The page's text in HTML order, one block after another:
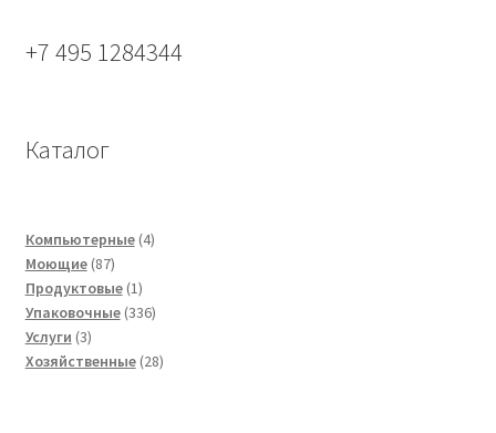
+7 495 1284344
Каталог
Компьютерные 44
Моющие 8787
товаров
Продуктовые 11
товар
Упаковочные 336336
Услуги 33
товара
Хозяйственные 2828